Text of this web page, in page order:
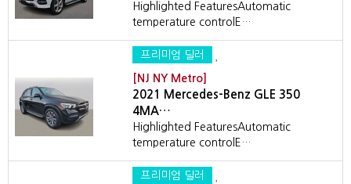
Highlighted FeaturesAutomatic
temperature controlE…
프리미엄 딜러
[NJ NY Metro]
2021 Mercedes-Benz GLE 350
4MA…
Highlighted FeaturesAutomatic
temperature controlE…
프리미엄 딜러